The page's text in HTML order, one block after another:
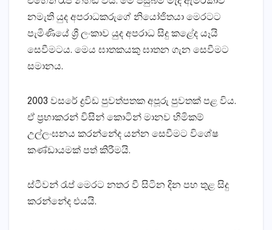
නමැති යුද අපරාධකරුගේ නියෝජිතයා මෙරටට
පැමිණියේ ශ්‍රී ලංකාව යුද අපරාධ සිදු කළේද යෑයි
සෙවීමටය. මෙය ඝාතකයකු ඝාතන ගැන සෙවීමට
සමානය.
2003 වසරේ ද්‍රවිඩ පුවත්පතක අපූරු පුවතක්‌ පළ විය.
ඒ ප්‍රභාකරන් විසින් කොටින් මානව හිමිකම්
උල්ලංඝනය කරන්නේද යන්න සෙවීමට විශේෂ
කණ්‌ඩායමක්‌ පත් කිරීමයි.
ස්‌ටීවන් රැප් මෙරට නතර වී සිටින දින පහ තුළ සිදු
කරන්නේද එයයි.